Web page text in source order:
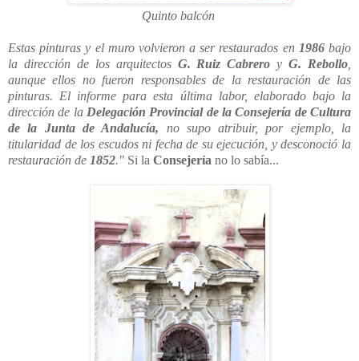
Quinto balcón
Estas pinturas y el muro volvieron a ser restaurados en 1986bajo
la dirección de los arquitectos G. Ruiz Cabrero yG. Rebollo
aunque ellos no fueron responsables de la restauración de las
pinturas. El informe para esta última labor, elaborado bajo la
dirección de la Delegación Provincial de la Consejería de Cultura
de la Junta de Andalucía, no supo atribuir, por ejemplo, la
titularidad de los escudos ni fecha de su ejecución, y desconoció la
restauración de 1852." Si la Consejería no lo sabía...